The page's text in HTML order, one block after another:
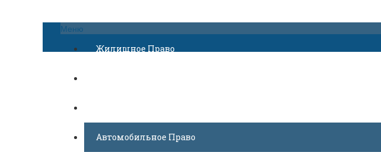
Меню
Жилищное Право
Автомобильное Право